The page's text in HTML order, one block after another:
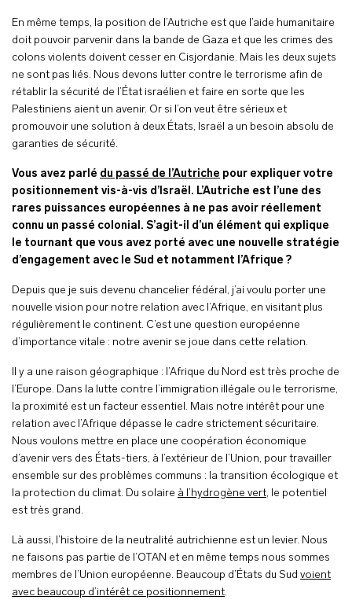
En même temps, la position de l’Autriche est que l’aide humanitaire
doit pouvoir parvenir dans la bande de Gaza et que les crimes des
colons violents doivent cesser en Cisjordanie. Mais les deux sujets
ne sont pas liés. Nous devons lutter contre le terrorisme afin de
rétablir la sécurité de l’État israélien et faire en sorte que les
Palestiniens aient un avenir. Or si l’on veut être sérieux et
promouvoir une solution à deux États, Israël a un besoin absolu de
garanties de sécurité.
Vous avez parlé du passé de l’Autriche pour expliquer votre
positionnement vis-à-vis d’Israël. L’Autriche est l’une des
rares puissances européennes à ne pas avoir réellement
connu un passé colonial. S’agit-il d’un élément qui explique
le tournant que vous avez porté avec une nouvelle stratégie
d’engagement avec le Sud et notamment l’Afrique ?
Depuis que je suis devenu chancelier fédéral, j’ai voulu porter une
nouvelle vision pour notre relation avec l’Afrique, en visitant plus
régulièrement le continent. C’est une question européenne
d’importance vitale : notre avenir se joue dans cette relation.
Il y a une raison géographique : l’Afrique du Nord est très proche de
l’Europe. Dans la lutte contre l’immigration illégale ou le terrorisme,
la proximité est un facteur essentiel. Mais notre intérêt pour une
relation avec l’Afrique dépasse le cadre strictement sécuritaire.
Nous voulons mettre en place une coopération économique
d’avenir vers des États-tiers, à l’extérieur de l’Union, pour travailler
ensemble sur des problèmes communs : la transition écologique et
la protection du climat. Du solaire à l’hydrogène vert, le potentiel
est très grand.
Là aussi, l’histoire de la neutralité autrichienne est un levier. Nous
ne faisons pas partie de l’OTAN et en même temps nous sommes
membres de l’Union européenne. Beaucoup d’États du Sud voient
avec beaucoup d’intérêt ce positionnement.